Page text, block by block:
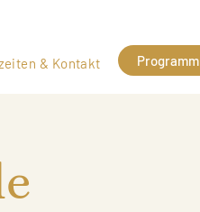
& Kontakt Programm